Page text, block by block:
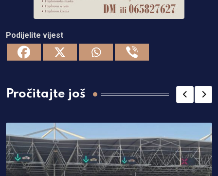
Podijelite vijest
Pročitajte još